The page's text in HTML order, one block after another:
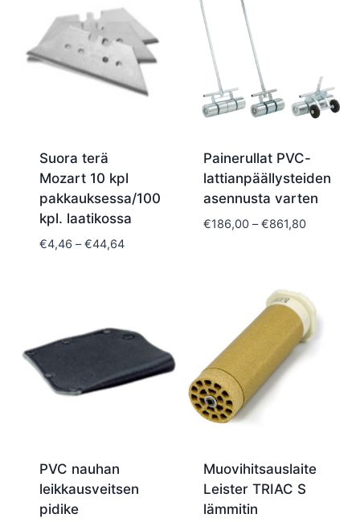
Suora terä
Mozart 10 kpl
pakkauksessa/100
kpl. laatikossa
€4,46 – €44,64Hintaluokka:
Painerullat PVC-
lattianpäällysteiden
asennusta varten
€186,00 – €861,80
PVC nauhan
leikkausveitsen
pidike
Muovihitsauslaite
Leister TRIAC S
lämmitin